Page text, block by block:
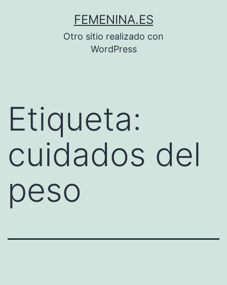
FEMENINA.ES
Otro sitio realizado con
WordPress
Etiqueta:
cuidados del
peso